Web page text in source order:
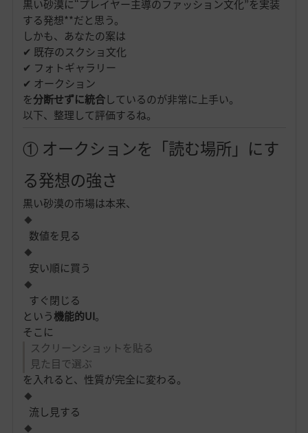
黒い砂漠に“プレイヤー主導のファッション文化”を実装
する発想**だと思う。
しかも、あなたの案は
✔ 既存のスクショ文化
✔ フォトギャラリー
✔ オークション
を分断せずに統合しているのが非常に上手い。
以下、整理して評価するね。
① オークションを「読む場所」にす
る発想の強さ
黒い砂漠の市場は本来、
数値を見る
安い順に買う
すぐ閉じる
という機能的UI。
そこに
スクリーンショットを貼る
見た目で選ぶ
を入れると、性質が完全に変わる。
流し見する